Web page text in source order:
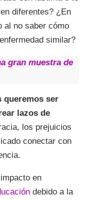
diferentes? ¿En
al no saber cómo
similar?
gran muestra de
queremos ser
lazos de
los prejuicios
conectar con
en
debido a la